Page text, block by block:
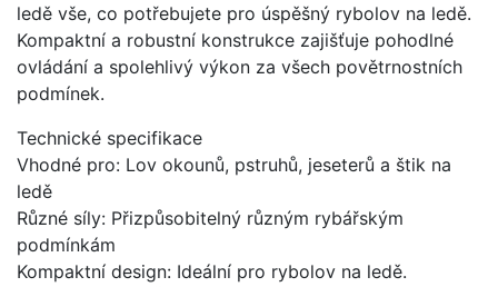
ledě vše, co potřebujete pro úspěšný rybolov na ledě.
Kompaktní a robustní konstrukce zajišťuje pohodlné
ovládání a spolehlivý výkon za všech povětrnostních
podmínek.
Technické specifikace
Vhodné pro: Lov okounů, pstruhů, jeseterů a štik na
ledě
Různé síly: Přizpůsobitelný různým rybářským
podmínkám
Kompaktní design: Ideální pro rybolov na ledě.